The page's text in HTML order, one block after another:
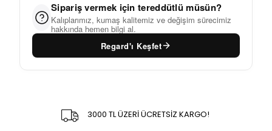
Sipariş vermek için tereddütlü müsün?
Kalıplarımız, kumaş kalitemiz ve değişim sürecimiz
hakkında hemen bilgi al.
Regard'ı Keşfet
3000 TL ÜZERİ ÜCRETSİZ KARGO!